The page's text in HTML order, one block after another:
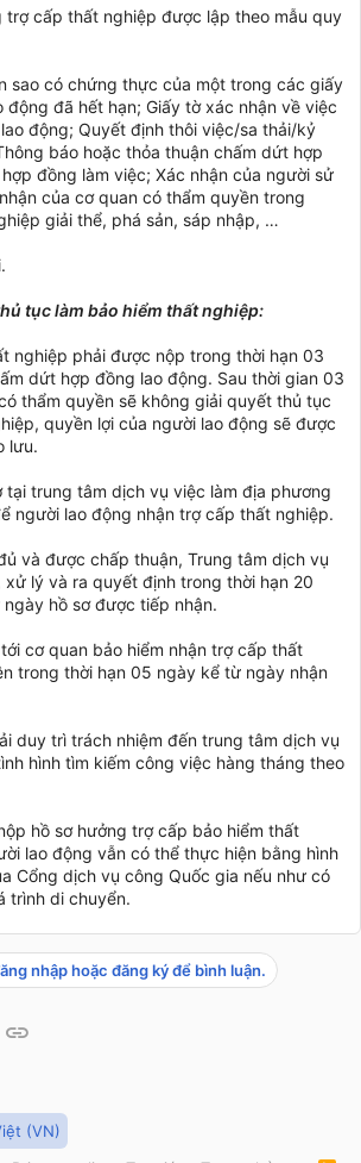
trợ cấp thất nghiệp được lập theo mẫu quy
sao có chứng thực của một trong các giấy
động đã hết hạn; Giấy tờ xác nhận về việc
động; Quyết định thôi việc/sa thải/kỷ
báo hoặc thỏa thuận chấm dứt hợp
đồng làm việc; Xác nhận của người sử
của cơ quan có thẩm quyền trong
giải thể, phá sản, sáp nhập, …
tục làm bảo hiểm thất nghiệp:
nghiệp phải được nộp trong thời hạn 03
dứt hợp đồng lao động. Sau thời gian 03
thẩm quyền sẽ không giải quyết thủ tục
quyền lợi của người lao động sẽ được
lưu.
tại trung tâm dịch vụ việc làm địa phương
người lao động nhận trợ cấp thất nghiệp.
và được chấp thuận, Trung tâm dịch vụ
xử lý và ra quyết định trong thời hạn 20
hồ sơ được tiếp nhận.
cơ quan bảo hiểm nhận trợ cấp thất
trong thời hạn 05 ngày kể từ ngày nhận
duy trì trách nhiệm đến trung tâm dịch vụ
hình tìm kiếm công việc hàng tháng theo
hồ sơ hưởng trợ cấp bảo hiểm thất
lao động vẫn có thể thực hiện bằng hình
Cổng dịch vụ công Quốc gia nếu như có
trình di chuyển.
nhập hoặc đăng ký để bình luận.
(VN)